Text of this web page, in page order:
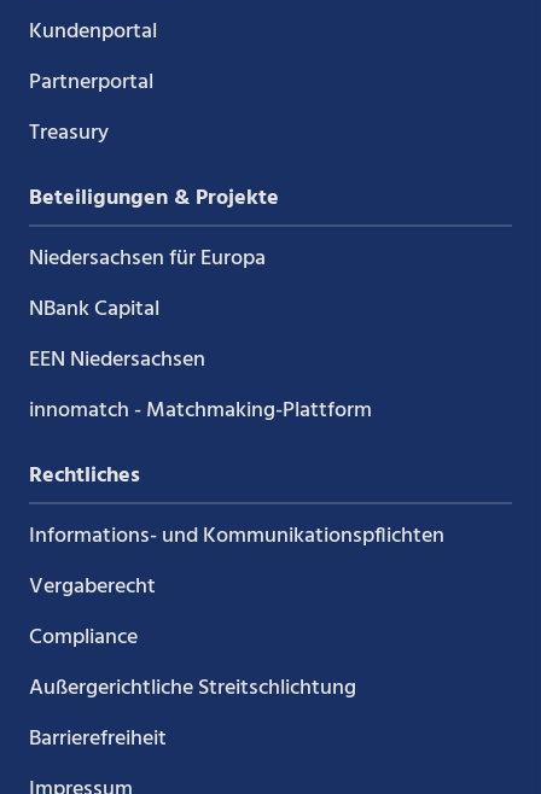
Kundenportal
Partnerportal
Treasury
Beteiligungen & Projekte
Niedersachsen für Europa
NBank Capital
EEN Niedersachsen
innomatch - Matchmaking-Plattform
Rechtliches
Informations- und Kommunikations­pflichten
Vergaberecht
Compliance
Außergerichtliche Streitschlichtung
Barrierefreiheit